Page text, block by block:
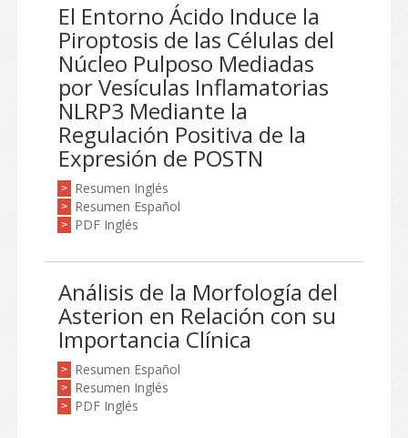
El Entorno Ácido Induce la
Piroptosis de las Células del
Núcleo Pulposo Mediadas
por Vesículas Inflamatorias
NLRP3 Mediante la
Regulación Positiva de la
Expresión de POSTN
> Resumen Inglés
> Resumen Español
> PDF Inglés
Análisis de la Morfología del
Asterion en Relación con su
Importancia Clínica
> Resumen Español
> Resumen Inglés
> PDF Inglés